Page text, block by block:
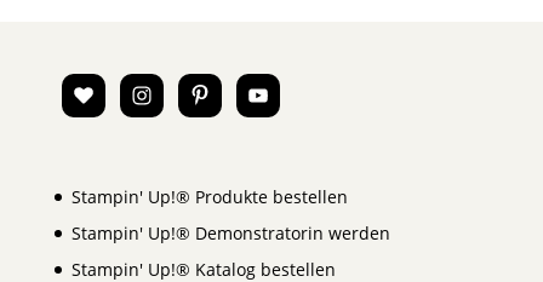
Stampin' Up!® Produkte bestellen
Stampin' Up!® Demonstratorin werden
Stampin' Up!® Katalog bestellen